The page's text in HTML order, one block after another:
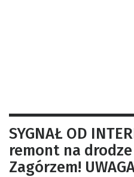
SYGNAŁ OD
remont na drodze
Zagórzem!